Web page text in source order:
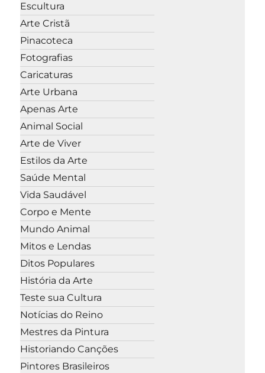
Escultura
Arte Cristã
Pinacoteca
Fotografias
Caricaturas
Arte Urbana
Apenas Arte
Animal Social
Arte de Viver
Estilos da Arte
Saúde Mental
Vida Saudável
Corpo e Mente
Mundo Animal
Mitos e Lendas
Ditos Populares
História da Arte
Teste sua Cultura
Notícias do Reino
Mestres da Pintura
Historiando Canções
Pintores Brasileiros